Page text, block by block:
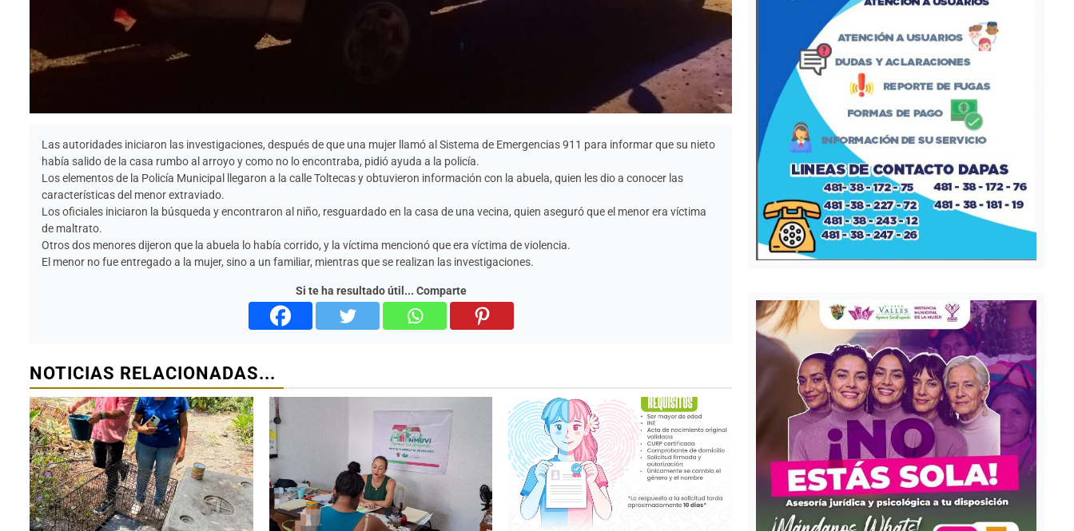
Las autoridades iniciaron las investigaciones, después de que una mujer llamó al Sistema de Emergencias 911 para informar que su nieto
había salido de la casa rumbo al arroyo y como no lo encontraba, pidió ayuda a la policía.
Los elementos de la Policía Municipal llegaron a la calle Toltecas y obtuvieron información con la abuela, quien les dio a conocer las
características del menor extraviado.
Los oficiales iniciaron la búsqueda y encontraron al niño, resguardado en la casa de una vecina, quien aseguró que el menor era víctima
de maltrato.
Otros dos menores dijeron que la abuela lo había corrido, y la víctima mencionó que era víctima de violencia.
El menor no fue entregado a la mujer, sino a un familiar, mientras que se realizan las investigaciones.
Si te ha resultado útil... Comparte
NOTICIAS RELACIONADAS...